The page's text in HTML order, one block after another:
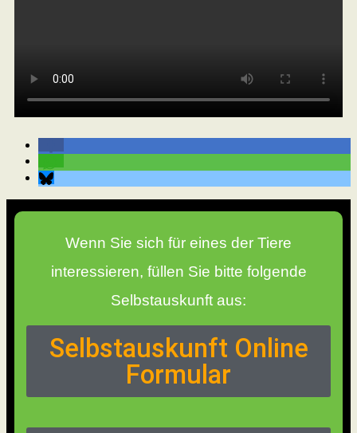
Wenn Sie sich für eines der Tiere
interessieren, füllen Sie bitte folgende
Selbstauskunft aus:
Selbstauskunft Online
Formular